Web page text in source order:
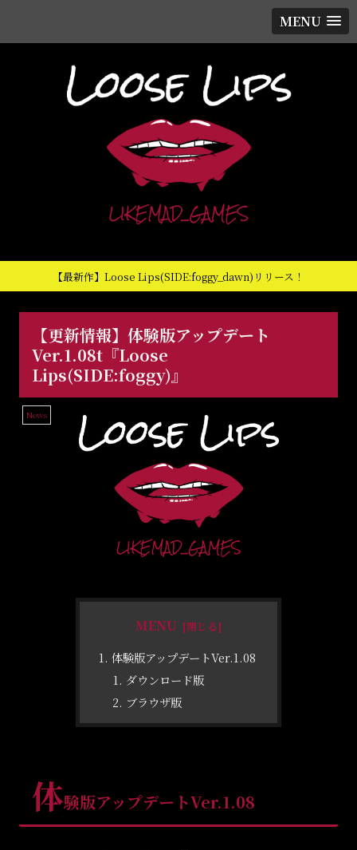
MENU
【最新作】Loose Lips(SIDE:foggy_dawn)リリース！
【更新情報】体験版アップデート
Ver.1.08t『Loose
Lips(SIDE:foggy)』
News
MENU
体験版アップデートVer.1.08
ダウンロード版
ブラウザ版
体験版アップデートVer.1.08